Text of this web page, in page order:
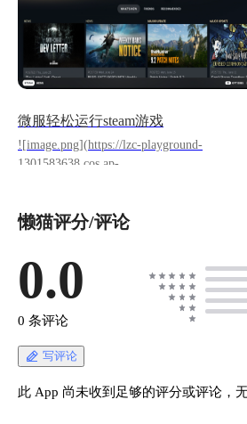
微服轻松运行steam游戏
![image.png](https://lzc-playground-
1301583638.cos.ap-
要先下载这个应用，主要原理是在 lightos
ycat.app.lazysteam * 一定一定连接 ！！！
显示器 或者 显卡欺骗器 * 需要提前将鼠
提前接入否则后续可能无法正确识别 * 需
智慧屏，需要关闭 * 需要连接网线以确保
稳定性 打开应用，点击创建实例。点击后就可以
开始等待了 ![1782379126970865955.png]
懒猫评分/评论
0.0
0 条评论
写评论
此 App 尚未收到足够的评分或评论，